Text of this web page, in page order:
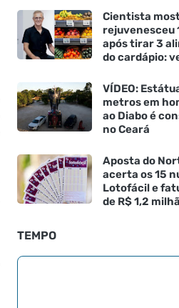
Cientista
rejuvenesceu
após tirar 3
do cardápio:
VÍDEO:
metros em
ao Diabo é
no Ceará
Aposta do
acerta os 15
Lotofácil e
de R$ 1,2
TEMPO